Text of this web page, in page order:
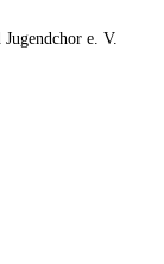
e. V.